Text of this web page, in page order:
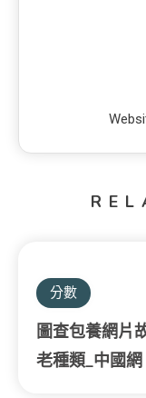
分數
圖查包養網片
老種類_中國網